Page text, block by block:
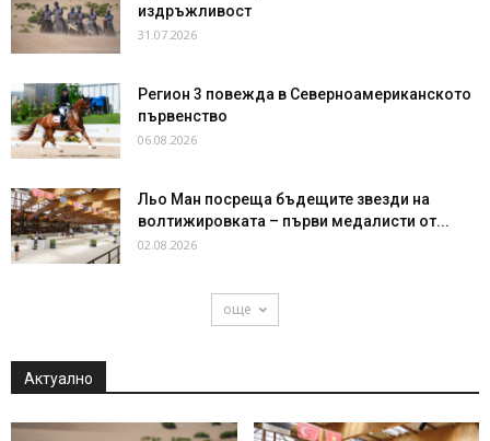
издръжливост
31.07.2026
Регион 3 повежда в Северноамериканското
първенство
06.08.2026
Льо Ман посреща бъдещите звезди на
волтижировката – първи медалисти от...
02.08.2026
още
Актуално